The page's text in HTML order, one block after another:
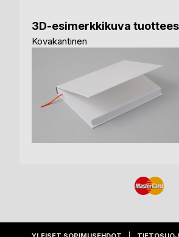
3D-esimerkkikuva
Kovakantinen